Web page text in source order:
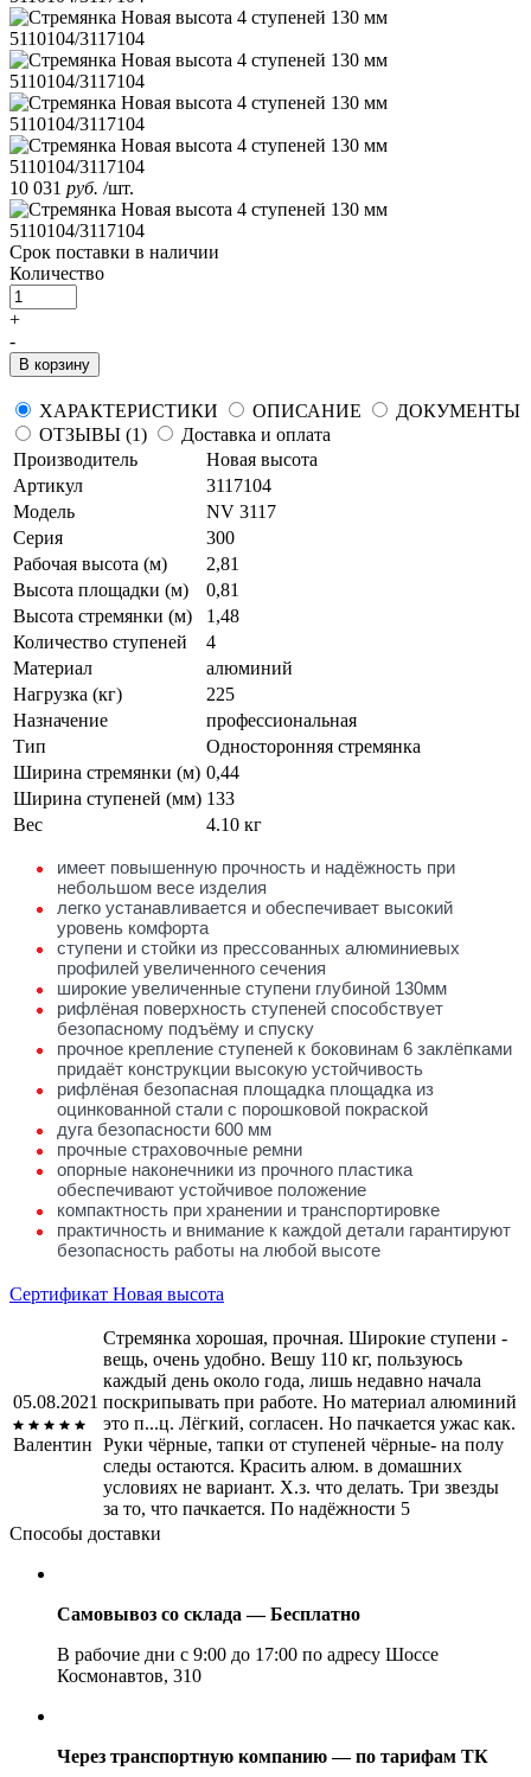
10 031 руб. /шт.
Срок поставки в наличии
Количество
+
-
В корзину
ХАРАКТЕРИСТИКИ ОПИСАНИЕ
ДОКУМЕНТЫ
ОТЗЫВЫ (1)
Доставка и оплата
Производитель
Новая высота
Артикул
3117104
Модель
NV 3117
Серия
300
Рабочая высота (м)
2,81
Высота площадки (м)
0,81
Высота стремянки (м)
1,48
Количество ступеней
4
Материал
алюминий
Нагрузка (кг)
225
Назначение
профессиональная
Тип
Односторонняя стремянка
Ширина стремянки (м) 0,44
Ширина ступеней (мм) 133
Вес
4.10 кг
имеет повышенную прочность и надёжность при
небольшом весе изделия
легко устанавливается и обеспечивает высокий
уровень комфорта
ступени и стойки из прессованных алюминиевых
профилей увеличенного сечения
широкие увеличенные ступени глубиной 130мм
рифлёная поверхность ступеней способствует
безопасному подъёму и спуску
прочное крепление ступеней к боковинам 6 заклёпками
придаёт конструкции высокую устойчивость
рифлёная безопасная площадка площадка из
оцинкованной стали с порошковой покраской
дуга безопасности 600 мм
прочные страховочные ремни
опорные наконечники из прочного пластика
обеспечивают устойчивое положение
компактность при хранении и транспортировке
практичность и внимание к каждой детали гарантируют
безопасность работы на любой высоте
Сертификат Новая высота
05.08.2021
Валентин
Стремянка хорошая, прочная. Широкие ступени -
вещь, очень удобно. Вешу 110 кг, пользуюсь
каждый день около года, лишь недавно начала
поскрипывать при работе. Но материал алюминий
это п...ц. Лёгкий, согласен. Но пачкается ужас как.
Руки чёрные, тапки от ступеней чёрные- на полу
следы остаются. Красить алюм. в домашних
условиях не вариант. Х.з. что делать. Три звезды
за то, что пачкается. По надёжности 5
Способы доставки
Самовывоз со склада — Бесплатно
В рабочие дни с 9:00 до 17:00 по адресу Шоссе
Космонавтов, 310
Через транспортную компанию — по тарифам ТК